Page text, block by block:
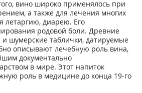
вино широко применялось при
а также для лечения многих
летаргию, диарею. Его
родовой боли. Древние
и шумерские таблички, датируемые
описывают лечебную роль вина,
документально
в мире. Этот напиток
роль в медицине до конца 19-го